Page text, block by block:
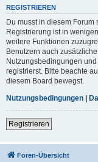
REGISTRIEREN
Du musst in diesem
Registrierung ist in
weitere Funktionen
Benutzern auch
Nutzungsbedingungen
registrierst. Bitte beachte
diesem Board bewegst.
Nutzungsbedingungen |
Registrieren
Foren-Übersicht